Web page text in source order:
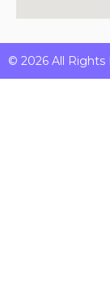
© 2026 All Rights